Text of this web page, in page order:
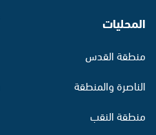
المحليات
منطقة القدس
الناصرة والمنطقة
منطقة النقب